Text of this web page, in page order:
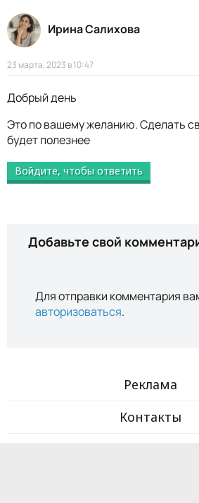
Ирина Салихова
23 марта, 2023 в 10:47
Добрый день
Это по вашему желанию. Сделать
будет полезнее
Войдите, чтобы ответить
Добавьте свой
Для отправки комментария
авторизоваться.
Реклама
Контакты